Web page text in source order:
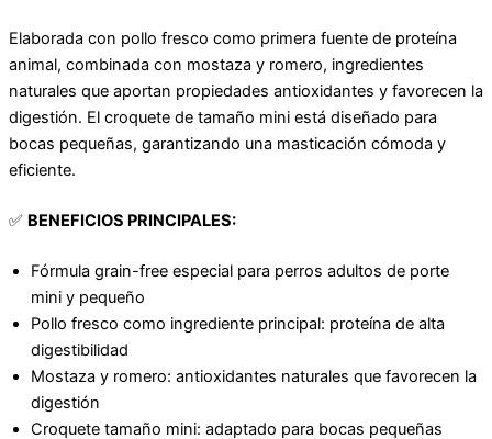
Elaborada con pollo fresco como primera fuente de proteína
animal, combinada con mostaza y romero, ingredientes
naturales que aportan propiedades antioxidantes y favorecen la
digestión. El croquete de tamaño mini está diseñado para
bocas pequeñas, garantizando una masticación cómoda y
eficiente.
✅ BENEFICIOS PRINCIPALES:
Fórmula grain-free especial para perros adultos de porte
mini y pequeño
Pollo fresco como ingrediente principal: proteína de alta
digestibilidad
Mostaza y romero: antioxidantes naturales que favorecen la
digestión
Croquete tamaño mini: adaptado para bocas pequeñas